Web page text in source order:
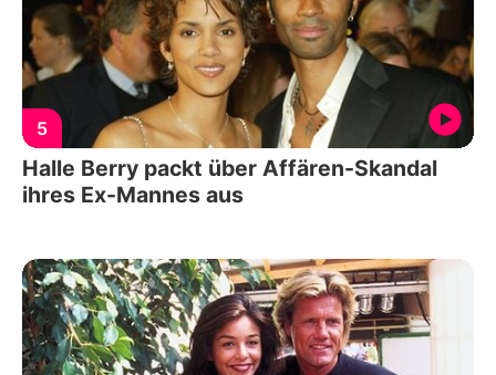
5
Halle Berry packt über Affären-Skandal
ihres Ex-Mannes aus